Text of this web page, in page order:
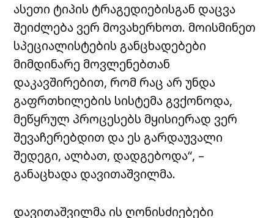
ასეთი ტიპის ტრაგედიებისგან დაცვა
შეიძლება ვერ მოვახერხოთ. მოისმინეთ
სპეციალისტების განცხადებები
მიმდინარე მოვლენებთან
დაკავშირებით, რომ რაც არ უნდა
გაფრთხილების სისტემა გვქონოდა,
მეწყრულ პროცესებს მყისიერად ვერ
შევაჩერებდით და ეს გარდაუვალი
შედეგი, ალბათ, დადგებოდა“, –
განაცხადა დავითაშვილმა.
დავითაშვილმა ის ღონისძიებები